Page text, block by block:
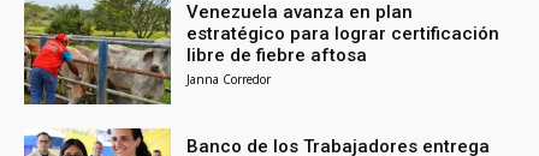
Venezuela avanza en plan
estratégico para lograr certificación
libre de fiebre aftosa
Janna Corredor
Banco de los Trabajadores entrega